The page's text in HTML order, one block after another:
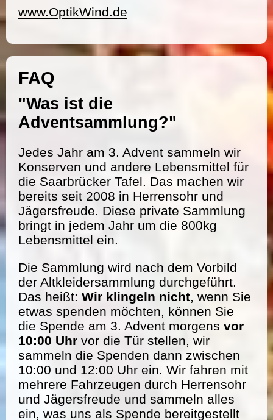
www.OptikWind.de
FAQ
"Was ist die
Adventsammlung?"
Jedes Jahr am 3. Advent sammeln wir
Konserven und andere Lebensmittel für
die Saarbrücker Tafel. Das machen wir
bereits seit 2008 in Herrensohr und
Jägersfreude. Diese private Sammlung
bringt in jedem Jahr um die 800kg
Lebensmittel ein.
Die Sammlung wird nach dem Vorbild
der Altkleidersammlung durchgeführt.
Das heißt: Wir klingeln nicht, wenn Sie
etwas spenden möchten, können Sie
die Spende am 3. Advent morgens vor
10:00 Uhr vor die Tür stellen, wir
sammeln die Spenden dann zwischen
10:00 und 12:00 Uhr ein. Wir fahren mit
mehrere Fahrzeugen durch Herrensohr
und Jägersfreude und sammeln alles
ein, was uns als Spende bereitgestellt